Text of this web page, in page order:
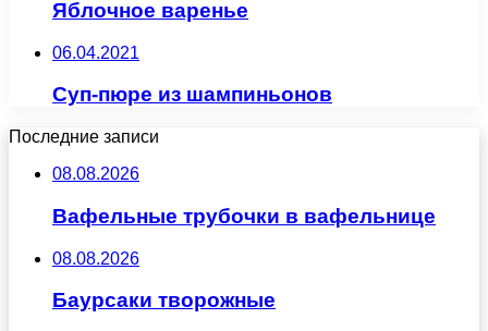
Яблочное варенье
06.04.2021
Суп-пюре из шампиньонов
Последние записи
08.08.2026
Вафельные трубочки в вафельнице
08.08.2026
Баурсаки творожные